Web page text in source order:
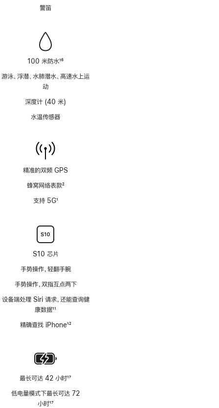
警笛
100 米防水16
游泳、浮潜、水肺潜水、高速水上运
动
深度计 (40 米)
水温传感器
精准的双频 GPS
蜂窝网络表款2
支持 5G1
S10 芯片
手势操作，轻翻手腕
手势操作，双指互点两下
设备端处理 Siri 请求，还能查询健
康数据11
精确查找 iPhone12
最长可达 42 小时17
低电量模式下最长可达 72
小时17